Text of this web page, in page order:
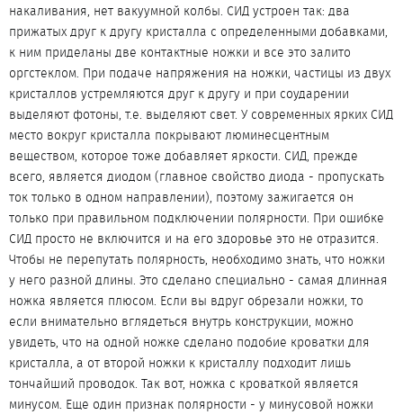
накаливания, нет вакуумной колбы. СИД устроен так: два
прижатых друг к другу кристалла с определенными добавками,
к ним приделаны две контактные ножки и все это залито
оргстеклом. При подаче напряжения на ножки, частицы из двух
кристаллов устремляются друг к другу и при соударении
выделяют фотоны, т.е. выделяют свет. У современных ярких СИД
место вокруг кристалла покрывают люминесцентным
веществом, которое тоже добавляет яркости. СИД, прежде
всего, является диодом (главное свойство диода - пропускать
ток только в одном направлении), поэтому зажигается он
только при правильном подключении полярности. При ошибке
СИД просто не включится и на его здоровье это не отразится.
Чтобы не перепутать полярность, необходимо знать, что ножки
у него разной длины. Это сделано специально - самая длинная
ножка является плюсом. Если вы вдруг обрезали ножки, то
если внимательно вглядеться внутрь конструкции, можно
увидеть, что на одной ножке сделано подобие кроватки для
кристалла, а от второй ножки к кристаллу подходит лишь
тончайший проводок. Так вот, ножка с кроваткой является
минусом. Еще один признак полярности - у минусовой ножки